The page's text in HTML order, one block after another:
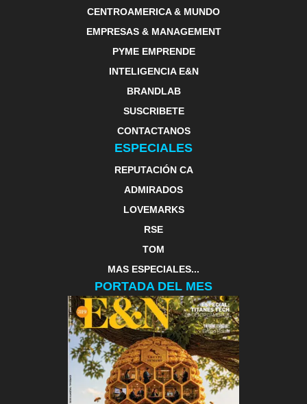
CENTROAMERICA & MUNDO
EMPRESAS & MANAGEMENT
PYME EMPRENDE
INTELIGENCIA E&N
BRANDLAB
SUSCRIBETE
CONTACTANOS
ESPECIALES
REPUTACIÓN CA
ADMIRADOS
LOVEMARKS
RSE
TOM
MAS ESPECIALES...
PORTADA DEL MES